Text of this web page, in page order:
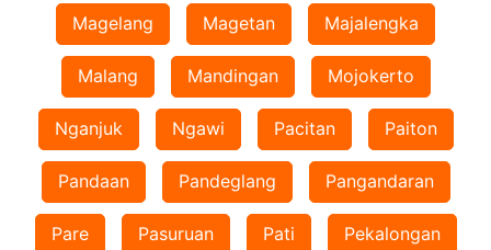
Magelang Magetan Majalengka
Malang Mandingan Mojokerto
Nganjuk Ngawi Pacitan Paiton
Pandaan Pandeglang Pangandaran
Pare Pasuruan Pati Pekalongan